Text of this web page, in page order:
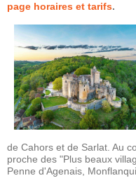
page horaires et tarifs.
de Cahors et de Sarlat. Au
proche des "Plus beaux
Penne d'Agenais,